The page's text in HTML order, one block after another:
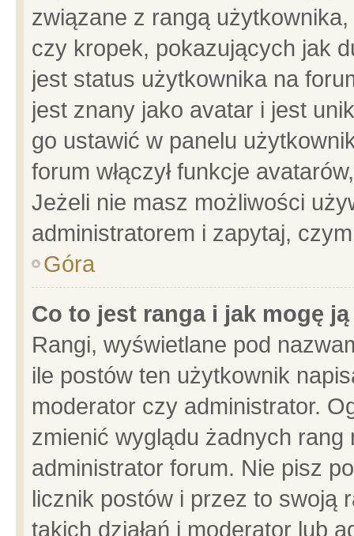
związane z rangą
czy kropek, pokazujących jak
jest status użytkownika na
jest znany jako avatar i jest
go ustawić w panelu
forum włączył funkcje
Jeżeli nie masz możliwości
administratorem i zapytaj,
Góra
Co to jest ranga i jak mogę
Rangi, wyświetlane pod
ile postów ten użytkownik
moderator czy administrator.
zmienić wyglądu żadnych
administrator forum. Nie pisz
licznik postów i przez to swoją
takich działań i moderator lub